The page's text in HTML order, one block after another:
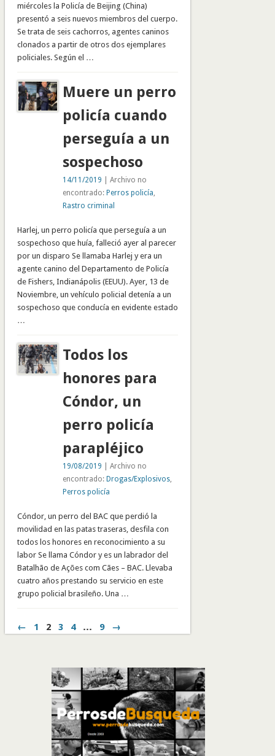
miércoles la Policía de Beijing (China)
presentó a seis nuevos miembros del cuerpo.
Se trata de seis cachorros, agentes caninos
clonados a partir de otros dos ejemplares
policiales. Según el …
Muere un perro
policía cuando
perseguía a un
sospechoso
14/11/2019 | Archivo no
encontrado: Perros policía,
Rastro criminal
Harlej, un perro policía que perseguía a un
sospechoso que huía, falleció ayer al parecer
por un disparo Se llamaba Harlej y era un
agente canino del Departamento de Policía
de Fishers, Indianápolis (EEUU). Ayer, 13 de
Noviembre, un vehículo policial detenía a un
sospechoso que conducía en evidente estado
…
Todos los
honores para
Cóndor, un
perro policía
parapléjico
19/08/2019 | Archivo no
encontrado: Drogas/Explosivos,
Perros policía
Cóndor, un perro del BAC que perdió la
movilidad en las patas traseras, desfila con
todos los honores en reconocimiento a su
labor Se llama Cóndor y es un labrador del
Batalhão de Ações com Cães – BAC. Llevaba
cuatro años prestando su servicio en este
grupo policial brasileño. Una …
← 1 2 3 4 … 9 →